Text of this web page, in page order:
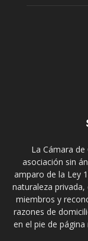
La Cámara
asociación sin
amparo de la Ley
naturaleza
miembros y
razones de
en el pie de